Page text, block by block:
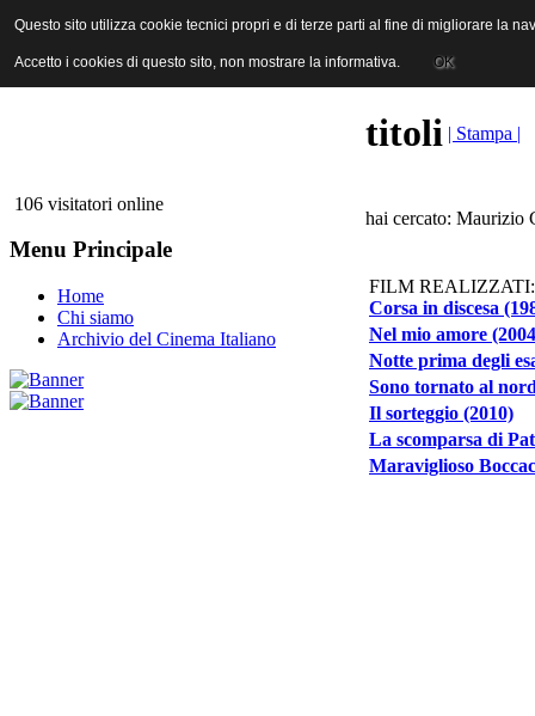
ANICA | Associazione Nazionale Industrie Cinematografiche
106 visitatori online
Menu Principale
Home
Chi siamo
Archivio del Cinema Italiano
titoli | Stampa |
hai cercato: Maurizio
FILM REALIZZATI:
Corsa in discesa
Nel mio amore
Notte prima degli
Sono tornato al
Il sorteggio (2010)
La scomparsa di
Maraviglioso
Questo sito utilizza cookie tecnici propri e di terze parti al fine di migliorare la
Accetto i cookies di questo sito, non mostrare la informativa. OK
Questo sito utilizza cookie tecnici propri e di terze parti al fine di migliorare la
Accetto i cookies di questo sito, non mostrare la informativa. OK